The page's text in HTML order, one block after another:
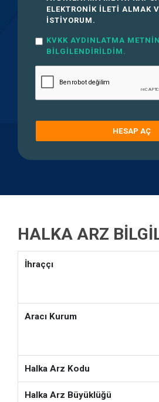
ELEKTRONIK ILETI ALMAK
ISTIYORUM.
KVKK AYDINLATMA
BILGILENDIRILDIM.
HESAP AÇ
HALKA ARZ
İhraççı
Aracı Kurum
Halka Arz Kodu
Halka Arz Büyüklüğü